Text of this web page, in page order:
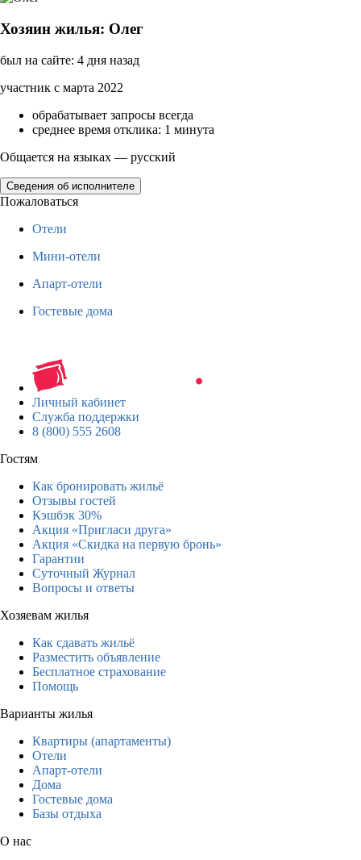
Хозяин жилья: Олег
был на сайте: 4 дня назад
участник с марта 2022
обрабатывает запросы всегда
среднее время отклика: 1 минута
Общается на языках — русский
Сведения об исполнителе
Пожаловаться
Отели
Мини-отели
Апарт-отели
Гостевые дома
Личный кабинет
Служба поддержки
8 (800) 555 2608
Гостям
Как бронировать жильё
Отзывы гостей
Кэшбэк 30%
Акция «Пригласи друга»
Акция «Скидка на первую бронь»
Гарантии
Суточный Журнал
Вопросы и ответы
Хозяевам жилья
Как сдавать жильё
Разместить объявление
Бесплатное страхование
Помощь
Варианты жилья
Квартиры (апартаменты)
Отели
Апарт-отели
Дома
Гостевые дома
Базы отдыха
О нас